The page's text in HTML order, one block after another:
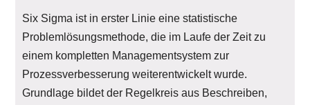
Six Sigma ist in erster Linie eine statistische
Problemlösungsmethode, die im Laufe der Zeit zu
einem kompletten Managementsystem zur
Prozessverbesserung weiterentwickelt wurde.
Grundlage bildet der Regelkreis aus Beschreiben,